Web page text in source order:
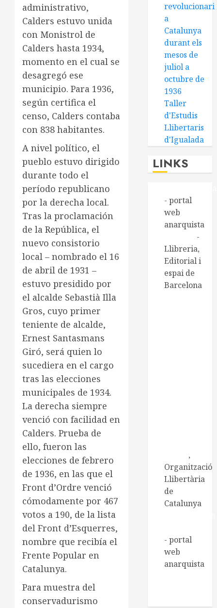
administrativo,
Calders estuvo unida
con Monistrol de
Calders hasta 1934,
momento en el cual se
desagregó ese
municipio. Para 1936,
según certifica el
censo, Calders contaba
con 838 habitantes.
A nivel político, el
pueblo estuvo dirigido
durante todo el
período republicano
por la derecha local.
Tras la proclamación
de la República, el
nuevo consistorio
local – nombrado el 16
de abril de 1931 –
estuvo presidido por
el alcalde Sebastià Illa
Gros, cuyo primer
teniente de alcalde,
Ernest Santasmans
Giró, será quien lo
sucediera en el cargo
tras las elecciones
municipales de 1934.
La derecha siempre
venció con facilidad en
Calders. Prueba de
ello, fueron las
elecciones de febrero
de 1936, en las que el
Front d’Ordre venció
cómodamente por 467
votos a 190, de la lista
del Front d’Esquerres,
nombre que recibía el
Frente Popular en
Catalunya.
Para muestra del
conservadurismo
revolucionari
a
Catalunya
durant els
mesos de
juliol a
octubre de
1936
Taller
d'Estudis
Llibertaris
d'Igualada
LINKS
- portal
web
anarquista
-
Llibreria,
Editorial i
espai de
Barcelona
,
Organització
Llibertària
de
Catalunya
- portal
web
anarquista